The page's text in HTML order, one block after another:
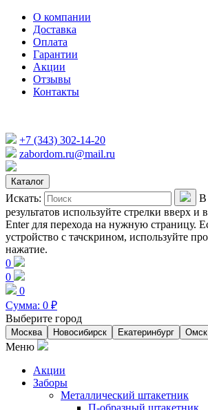
О компании
Доставка
Оплата
Гарантии
Акции
Отзывы
Контакты
+7 (343) 302-14-20
zabordom.ru@mail.ru
Каталог
Искать:
В
результатов используйте стрелки вверх и
Enter для перехода на нужную страницу.
устройство с тачскрином, используйте
нажатие.
0
0
0
Сумма: 0 ₽
Выберите город
Москва Новосибирск Екатеринбург Омск
Меню
Акции
Заборы
Металлический штакетник
П-образный штакетник